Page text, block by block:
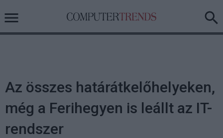
Az összes határátkelőhelyeken,
még a Ferihegyen is leállt az IT-
rendszer